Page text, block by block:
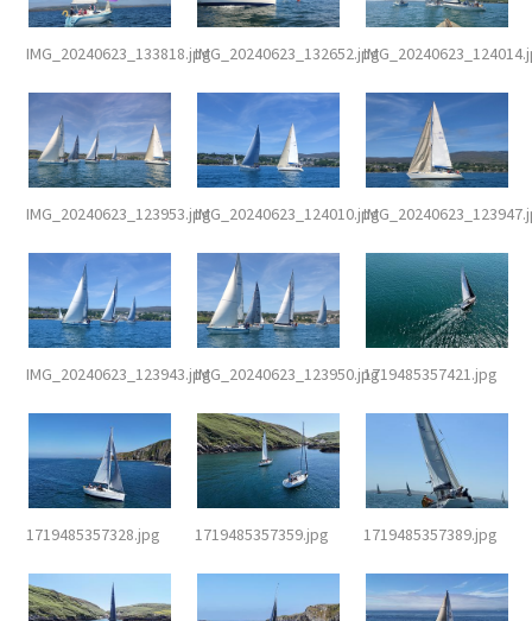
IMG_20240623_133818.jpgIMG_20240623_132652.jpg
IMG_20240623_123953.jpgIMG_20240623_124010.jpg
IMG_20240623_123943.jpgIMG_20240623_123950.jpg1719485357421.jpg
1719485357328.jpg 1719485357359.jpg 1719485357389.jpg